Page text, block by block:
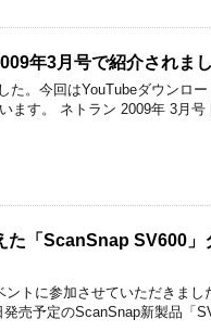
年3月号で紹介されま
た。今回はYouTubeダウンロ
ます。 ネトラン 2009年 3月号
た「ScanSnap SV600」
トに参加させていただきまし
売予定のScanSnap新製品「